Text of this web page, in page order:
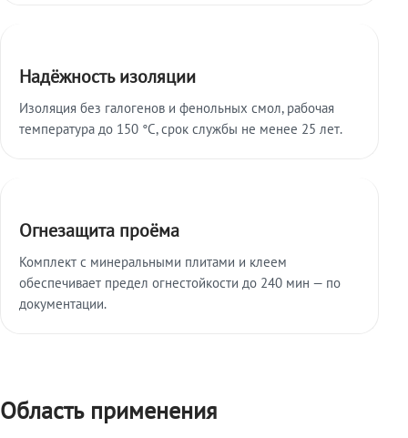
Надёжность изоляции
Изоляция без галогенов и фенольных смол, рабочая
температура до 150 °C, срок службы не менее 25 лет.
Огнезащита проёма
Комплект с минеральными плитами и клеем
обеспечивает предел огнестойкости до 240 мин — по
документации.
Область применения